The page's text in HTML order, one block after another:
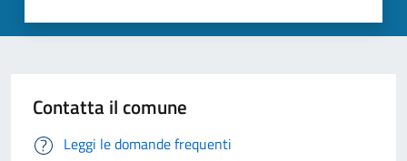
Contatta il comune
Leggi le domande frequenti